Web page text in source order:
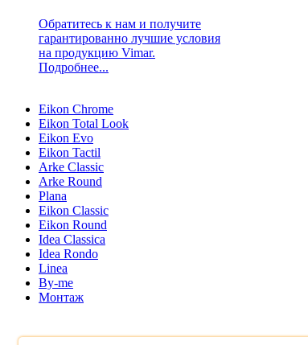
Обратитесь к нам и получите
гарантированно лучшие условия
на продукцию Vimar.
Подробнее...
Eikon Chrome
Eikon Total Look
Eikon Evo
Eikon Tactil
Arke Classic
Arke Round
Plana
Eikon Classic
Eikon Round
Idea Classica
Idea Rondo
Linea
By-me
Монтаж